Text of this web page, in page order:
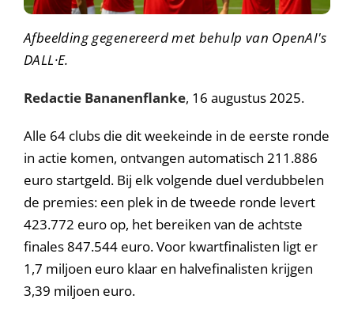
Afbeelding gegenereerd met behulp van OpenAI's
DALL·E.
Redactie Bananenflanke, 16 augustus 2025.
Alle 64 clubs die dit weekeinde in de eerste ronde
in actie komen, ontvangen automatisch 211.886
euro startgeld. Bij elk volgende duel verdubbelen
de premies: een plek in de tweede ronde levert
423.772 euro op, het bereiken van de achtste
finales 847.544 euro. Voor kwartfinalisten ligt er
1,7 miljoen euro klaar en halvefinalisten krijgen
3,39 miljoen euro.